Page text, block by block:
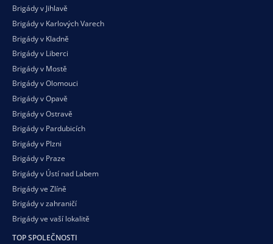
Brigády v Jihlavě
Brigády v Karlových Varech
Brigády v Kladně
Brigády v Liberci
Brigády v Mostě
Brigády v Olomouci
Brigády v Opavě
Brigády v Ostravě
Brigády v Pardubicích
Brigády v Plzni
Brigády v Praze
Brigády v Ústí nad Labem
Brigády ve Zlíně
Brigády v zahraničí
Brigády ve vaší lokalitě
TOP SPOLEČNOSTI